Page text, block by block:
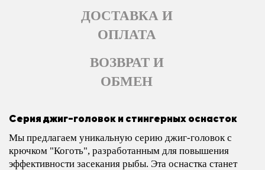
ДОСТАВКА И
ОПЛАТА
ВОЗВРАТ И
ОБМЕН
Серия джиг-головок и стингерных оснасток
Мы предлагаем уникальную серию джиг-головок с
крючком "Коготь", разработанным для повышения
эффективности засекания рыбы. Эта оснастка станет